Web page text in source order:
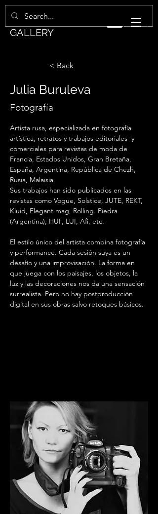
BEGEMOT ART
GALLERY
< Back
Julia Buruleva
Fotografía
Artista rusa, especializada en fotografía
artística, retratos y trabajos editoriales  y
comerciales para revistas de moda de
Francia, Estados Unidos, Gran Bretaña,
España, Argentina, República de Chezh,
Rusia, Malaisia.
Sus trabajos han sido publicados en las
revistas como Vogue, Solstice, JUTE, REKT,
Kluid, Elegant mag, Rolling. Piedra
(Argentina), HUF, LUI, Afi, etc.
El estilo único del artista combina fotografía
y performance. Cada sesión suya es un
desafío y una improvisación. La forma en
que juega con los paisajes, los objetos, la
luz y las decoraciones nos da una sensación
surrealista. Pero no hay postproducción
digital en sus obras salvo retoques básicos.